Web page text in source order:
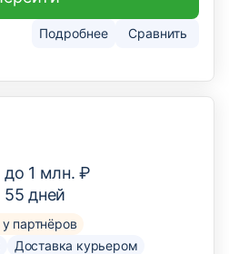
Подробнее Сравнить
до 1 млн. ₽
55 дней
у партнёров
Доставка курьером